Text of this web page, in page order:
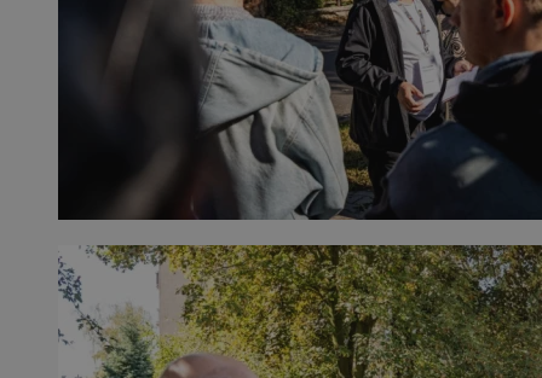
Niesklasyfikowane
Wydajność Targetowanie
takich jak logowanie użytkownika i zarządzanie kontem. Bez
można prawidłowo korzystać ze strony internetowej.
Nazwa
Provider/
Domena
Okres
SessID
zabrze.com.pl 1 rok